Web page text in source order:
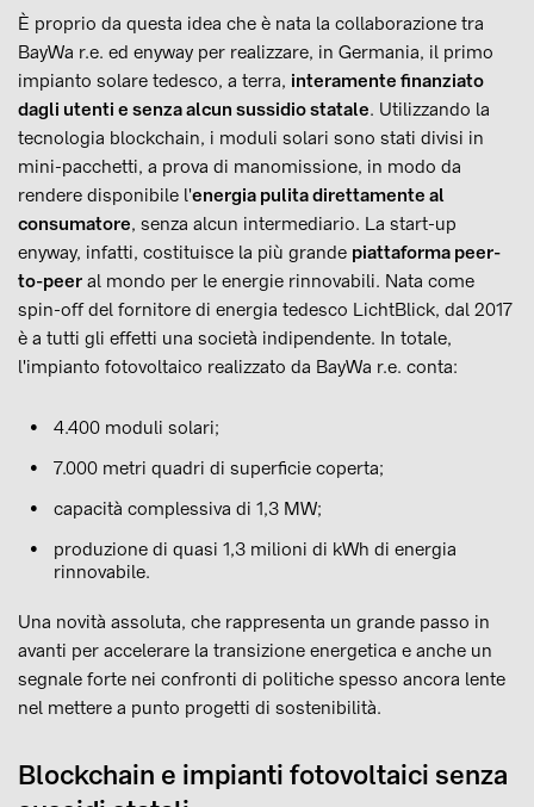
È proprio da questa idea che è nata la collaborazione tra
BayWa r.e. ed enyway per realizzare, in Germania, il primo
impianto solare tedesco, a terra, interamente finanziato
dagli utenti e senza alcun sussidio statale. Utilizzando la
tecnologia blockchain, i moduli solari sono stati divisi in
mini-pacchetti, a prova di manomissione, in modo da
rendere disponibile l'energia pulita direttamente al
consumatore, senza alcun intermediario. La start-up
enyway, infatti, costituisce la più grande piattaforma peer-
to-peer al mondo per le energie rinnovabili. Nata come
spin-off del fornitore di energia tedesco LichtBlick, dal 2017
è a tutti gli effetti una società indipendente. In totale,
l'impianto fotovoltaico realizzato da BayWa r.e. conta:
4.400 moduli solari;
7.000 metri quadri di superficie coperta;
capacità complessiva di 1,3 MW;
produzione di quasi 1,3 milioni di kWh di energia
rinnovabile.
Una novità assoluta, che rappresenta un grande passo in
avanti per accelerare la transizione energetica e anche un
segnale forte nei confronti di politiche spesso ancora lente
nel mettere a punto progetti di sostenibilità.
Blockchain e impianti fotovoltaici senza